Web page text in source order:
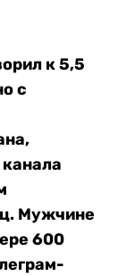
к 5,5
с
Мужчине
600